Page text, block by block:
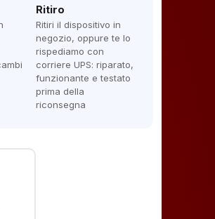
Ritiro
Ritiri il dispositivo in
negozio, oppure te lo
rispediamo con
corriere UPS: riparato,
funzionante e testato
prima della
riconsegna